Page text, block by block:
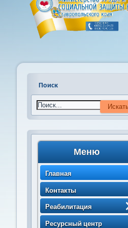
Поиск
Меню
Главная
Контакты
Реабилитация
> Порядок направления
Ресурсный центр